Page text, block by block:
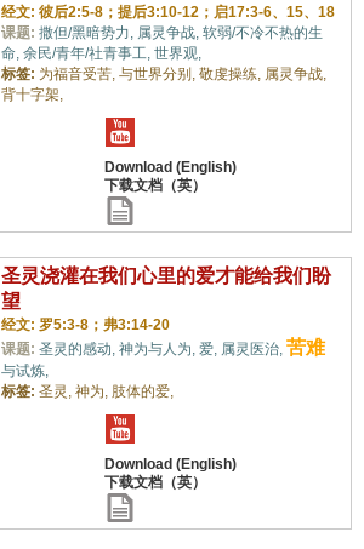
经文: 彼后2:5-8；提后3:10-12；启17:3-6、15、18
课题: 撒但/黑暗势力, 属灵争战, 软弱/不冷不热的生
命, 余民/青年/社青事工, 世界观,
标签: 为福音受苦, 与世界分别, 敬虔操练, 属灵争战,
背十字架,
圣灵浇灌在我们心里的爱才能给我们盼
望
经文: 罗5:3-8；弗3:14-20
课题: 圣灵的感动, 神为与人为, 爱, 属灵医治, 苦难
与试炼,
标签: 圣灵, 神为, 肢体的爱,